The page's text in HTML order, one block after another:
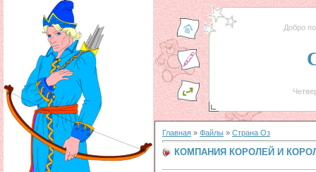
Добро
Главная » Файлы » Страна Оз
КОМПАНИЯ КОРОЛЕЙ И